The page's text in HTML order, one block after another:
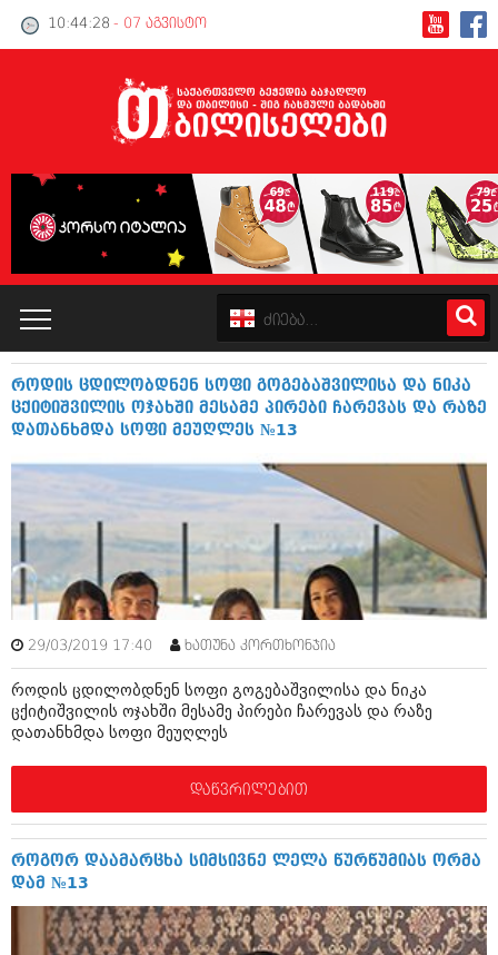
10:44:29 - 07 აგვისტო
პოლიტიკა
ინტერვიუები
ამბები
საზოგადოება
მოდი, ვილაპარაკოთ
მოდა + დიზაინი
რელიგია
მედიცინა
სპორტი
კატალოგი
ამბები
საზოგადოება
მოდი, ვილაპარაკოთ
მოდა + დიზაინი
რელიგია
კადრს მიღმა
კულინარია
ავტორჩევები
როდის ცდილობდნენ სოფი გოგებაშვილისა და ნიკა
ცქიტიშვილის ოჯახში მესამე პირები ჩარევას და რაზე
დათანხმდა სოფი მეუღლეს №13
29/03/2019 17:40 ხათუნა კორთხონჯია
როდის ცდილობდნენ სოფი გოგებაშვილისა და ნიკა
ცქიტიშვილის ოჯახში მესამე პირები ჩარევას და რაზე
დათანხმდა სოფი მეუღლეს
დაწვრილებით
როგორ დაამარცხა სიმსივნე ლელა წურწუმიას ორმა
დამ №13